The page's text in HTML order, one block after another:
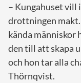
– Kungahuset vill
drottningen
kända människor
den till att skapa
och hon tar alla
Thörnqvist.